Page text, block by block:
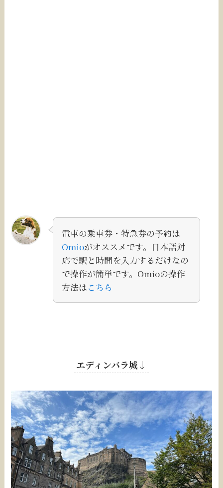
電車の乗車券・特急券の予約は
Omioがオススメです。日本語対
応で駅と時間を入力するだけなの
で操作が簡単です。Omioの操作
方法はこちら
エディンバラ城↓